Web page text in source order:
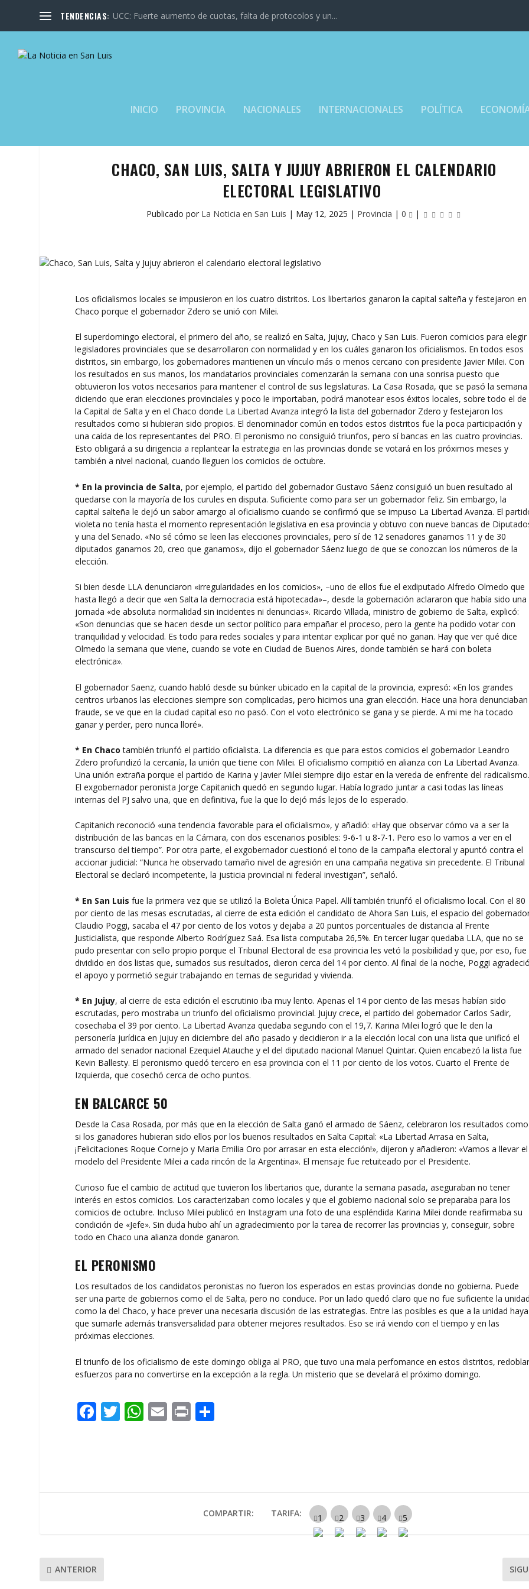
TENDENCIAS: UCC: Fuerte aumento de cuotas, falta de protocolos y un...
INICIO PROVINCIA NACIONALES INTERNACIONALES POLÍTICA
CHACO, SAN LUIS, SALTA Y JUJUY ABRIERON EL CALENDARIO
ELECTORAL LEGISLATIVO
Publicado por La Noticia en San Luis | May 12, 2025 | Provincia |0 |
Los oficialismos locales se impusieron en los cuatro distritos. Los libertarios ganaron la capital salteña y festejaron en
Chaco porque el gobernador Zdero se unió con Milei.
El superdomingo electoral, el primero del año, se realizó en Salta, Jujuy, Chaco y San Luis. Fueron comicios para elegir
legisladores provinciales que se desarrollaron con normalidad y en los cuáles ganaron los oficialismos. En todos esos
distritos, sin embargo, los gobernadores mantienen un vínculo más o menos cercano con presidente Javier Milei. Con
los resultados en sus manos, los mandatarios provinciales comenzarán la semana con una sonrisa puesto que
obtuvieron los votos necesarios para mantener el control de sus legislaturas. La Casa Rosada, que se pasó la semana
diciendo que eran elecciones provinciales y poco le importaban, podrá manotear esos éxitos locales, sobre todo el de
la Capital de Salta y en el Chaco donde La Libertad Avanza integró la lista del gobernador Zdero y festejaron los
resultados como si hubieran sido propios. El denominador común en todos estos distritos fue la poca participación y
una caída de los representantes del PRO. El peronismo no consiguió triunfos, pero sí bancas en las cuatro provincias.
Esto obligará a su dirigencia a replantear la estrategia en las provincias donde se votará en los próximos meses y
también a nivel nacional, cuando lleguen los comicios de octubre.
* En la provincia de Salta, por ejemplo, el partido del gobernador Gustavo Sáenz consiguió un buen resultado al
quedarse con la mayoría de los curules en disputa. Suficiente como para ser un gobernador feliz. Sin embargo, la
capital salteña le dejó un sabor amargo al oficialismo cuando se confirmó que se impuso La Libertad Avanza. El
violeta no tenía hasta el momento representación legislativa en esa provincia y obtuvo con nueve bancas de
y una del Senado. «No sé cómo se leen las elecciones provinciales, pero sí de 12 senadores ganamos 11 y de 30
diputados ganamos 20, creo que ganamos», dijo el gobernador Sáenz luego de que se conozcan los números de la
elección.
Si bien desde LLA denunciaron «irregularidades en los comicios», –uno de ellos fue el exdiputado Alfredo Olmedo que
hasta llegó a decir que «en Salta la democracia está hipotecada»–, desde la gobernación aclararon que había sido una
jornada «de absoluta normalidad sin incidentes ni denuncias». Ricardo Villada, ministro de gobierno de Salta, explicó:
«Son denuncias que se hacen desde un sector político para empañar el proceso, pero la gente ha podido votar con
tranquilidad y velocidad. Es todo para redes sociales y para intentar explicar por qué no ganan. Hay que ver qué dice
Olmedo la semana que viene, cuando se vote en Ciudad de Buenos Aires, donde también se hará con boleta
electrónica».
El gobernador Saenz, cuando habló desde su búnker ubicado en la capital de la provincia, expresó: «En los grandes
centros urbanos las elecciones siempre son complicadas, pero hicimos una gran elección. Hace una hora denunciaban
fraude, se ve que en la ciudad capital eso no pasó. Con el voto electrónico se gana y se pierde. A mi me ha tocado
ganar y perder, pero nunca lloré».
* En Chaco también triunfó el partido oficialista. La diferencia es que para estos comicios el gobernador Leandro
Zdero profundizó la cercanía, la unión que tiene con Milei. El oficialismo compitió en alianza con La Libertad Avanza.
Una unión extraña porque el partido de Karina y Javier Milei siempre dijo estar en la vereda de enfrente del
El exgobernador peronista Jorge Capitanich quedó en segundo lugar. Había logrado juntar a casi todas las líneas
internas del PJ salvo una, que en definitiva, fue la que lo dejó más lejos de lo esperado.
Capitanich reconoció «una tendencia favorable para el oficialismo», y añadió: «Hay que observar cómo va a ser la
distribución de las bancas en la Cámara, con dos escenarios posibles: 9-6-1 u 8-7-1. Pero eso lo vamos a ver en el
transcurso del tiempo”. Por otra parte, el exgobernador cuestionó el tono de la campaña electoral y apuntó contra el
accionar judicial: “Nunca he observado tamaño nivel de agresión en una campaña negativa sin precedente. El Tribunal
Electoral se declaró incompetente, la justicia provincial ni federal investigan”, señaló.
* En San Luis fue la primera vez que se utilizó la Boleta Única Papel. Allí también triunfó el oficialismo local. Con el 80
por ciento de las mesas escrutadas, al cierre de esta edición el candidato de Ahora San Luis, el espacio del
Claudio Poggi, sacaba el 47 por ciento de los votos y dejaba a 20 puntos porcentuales de distancia al Frente
Justicialista, que responde Alberto Rodríguez Saá. Esa lista computaba 26,5%. En tercer lugar quedaba LLA, que no se
pudo presentar con sello propio porque el Tribunal Electoral de esa provincia les vetó la posibilidad y que, por eso, fue
dividido en dos listas que, sumados sus resultados, dieron cerca del 14 por ciento. Al final de la noche, Poggi
el apoyo y pormetió seguir trabajando en temas de seguridad y vivienda.
* En Jujuy, al cierre de esta edición el escrutinio iba muy lento. Apenas el 14 por ciento de las mesas habían sido
escrutadas, pero mostraba un triunfo del oficialismo provincial. Jujuy crece, el partido del gobernador Carlos Sadir,
cosechaba el 39 por ciento. La Libertad Avanza quedaba segundo con el 19,7. Karina Milei logró que le den la
personería jurídica en Jujuy en diciembre del año pasado y decidieron ir a la elección local con una lista que unificó el
armado del senador nacional Ezequiel Atauche y el del diputado nacional Manuel Quintar. Quien encabezó la lista fue
Kevin Ballesty. El peronismo quedó tercero en esa provincia con el 11 por ciento de los votos. Cuarto el Frente de
Izquierda, que cosechó cerca de ocho puntos.
EN BALCARCE 50
Desde la Casa Rosada, por más que en la elección de Salta ganó el armado de Sáenz, celebraron los resultados como
si los ganadores hubieran sido ellos por los buenos resultados en Salta Capital: «La Libertad Arrasa en Salta,
¡Felicitaciones Roque Cornejo y Maria Emilia Oro por arrasar en esta elección!», dijeron y añadieron: «Vamos a llevar el
modelo del Presidente Milei a cada rincón de la Argentina». El mensaje fue retuiteado por el Presidente.
Curioso fue el cambio de actitud que tuvieron los libertarios que, durante la semana pasada, aseguraban no tener
interés en estos comicios. Los caracterizaban como locales y que el gobierno nacional solo se preparaba para los
comicios de octubre. Incluso Milei publicó en Instagram una foto de una espléndida Karina Milei donde reafirmaba su
condición de «Jefe». Sin duda hubo ahí un agradecimiento por la tarea de recorrer las provincias y, conseguir, sobre
todo en Chaco una alianza donde ganaron.
EL PERONISMO
Los resultados de los candidatos peronistas no fueron los esperados en estas provincias donde no gobierna. Puede
ser una parte de gobiernos como el de Salta, pero no conduce. Por un lado quedó claro que no fue suficiente la
como la del Chaco, y hace prever una necesaria discusión de las estrategias. Entre las posibles es que a la unidad haya
que sumarle además transversalidad para obtener mejores resultados. Eso se irá viendo con el tiempo y en las
próximas elecciones.
El triunfo de los oficialismo de este domingo obliga al PRO, que tuvo una mala perfomance en estos distritos,
esfuerzos para no convertirse en la excepción a la regla. Un misterio que se develará el próximo domingo.
F
o
T W
A
E Pr
ar
ti
r
COMPARTIR: TARIFA:
ANTERIOR